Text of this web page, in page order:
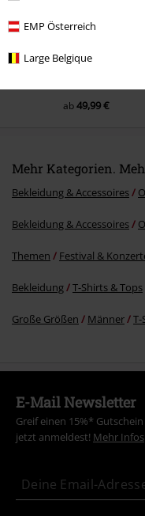
EMP Österreich
Large Belgique
ab49,99 €
Mehr Kategorien.
Bekleidung & Accessoires
Bekleidung & Accessoires
Themen Festival &
Bekleidung T-Shirts & Tops
Große Größen Männer
E-Mail Newsletter
Greif einen 15%*
jetzt anmeldest! Mehr Infos